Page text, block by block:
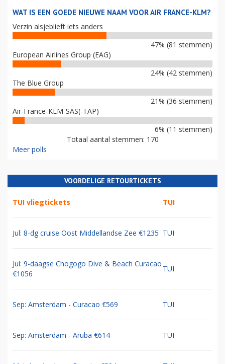
WAT IS EEN GOEDE NIEUWE NAAM VOOR AIR FRANCE-KLM?
Verzin alsjeblieft iets anders
47% (81 stemmen)
European Airlines Group (EAG)
24% (42 stemmen)
The Blue Group
21% (36 stemmen)
Air-France-KLM-SAS(-TAP)
6% (11 stemmen)
Totaal aantal stemmen: 170
Meer polls
VOORDELIGE RETOURTICKETS
TUI vliegtickets TUI
Jul: 8-dg cruise Oost Middellandse Zee €1235 TUI
Jul: 9-daagse Chogogo Dive & Beach Curacao
€1056
TUI
Sep: Amsterdam - Curacao €569 TUI
Sep: Amsterdam - Aruba €614 TUI